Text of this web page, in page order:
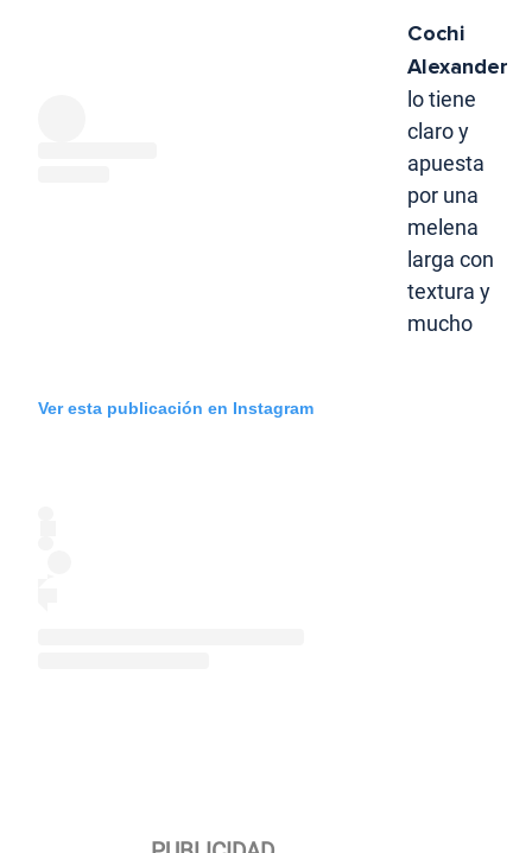
Ver esta publicación en Instagram
Cochi
Alexander
lo tiene
claro y
apuesta
por una
melena
larga con
textura y
mucho